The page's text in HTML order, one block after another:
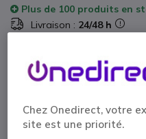
Plus de 100 produits en
Livraison : 24/48 h
Payez en 4 sans frais (
Chez Onedirect, votre
site est une priorité.